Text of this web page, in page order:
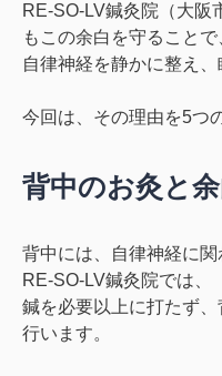
RE-SO-LV鍼灸院（大阪
もこの余白を守ることで
自律神経を静かに整え、
今回は、その理由を5つ
背中のお灸と
背中には、自律神経に関
RE-SO-LV鍼灸院では、
鍼を必要以上に打たず
行います。